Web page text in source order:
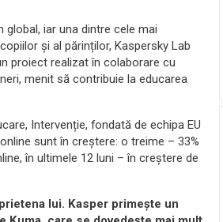
iar una dintre cele mai
și al părinților, Kaspersky Lab
proiect realizat în colaborare cu
menit să contribuie la educarea
Intervenție, fondată de echipa EU
sunt în creștere: o treime – 33%
în ultimele 12 luni – în creștere de
lui. Kasper primește un